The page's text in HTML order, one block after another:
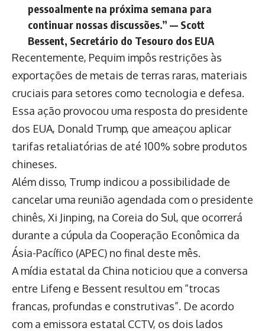
pessoalmente na próxima semana para
continuar nossas discussões.” — Scott
Bessent, Secretário do Tesouro dos EUA
Recentemente, Pequim impôs restrições às
exportações de metais de terras raras, materiais
cruciais para setores como tecnologia e defesa.
Essa ação provocou uma resposta do presidente
dos EUA, Donald Trump, que ameaçou aplicar
tarifas retaliatórias de até 100% sobre produtos
chineses.
Além disso, Trump indicou a possibilidade de
cancelar uma reunião agendada com o presidente
chinês, Xi Jinping, na Coreia do Sul, que ocorrerá
durante a cúpula da Cooperação Econômica da
Ásia-Pacífico (APEC) no final deste mês.
A mídia estatal da China noticiou que a conversa
entre Lifeng e Bessent resultou em “trocas
francas, profundas e construtivas”. De acordo
com a emissora estatal CCTV, os dois lados